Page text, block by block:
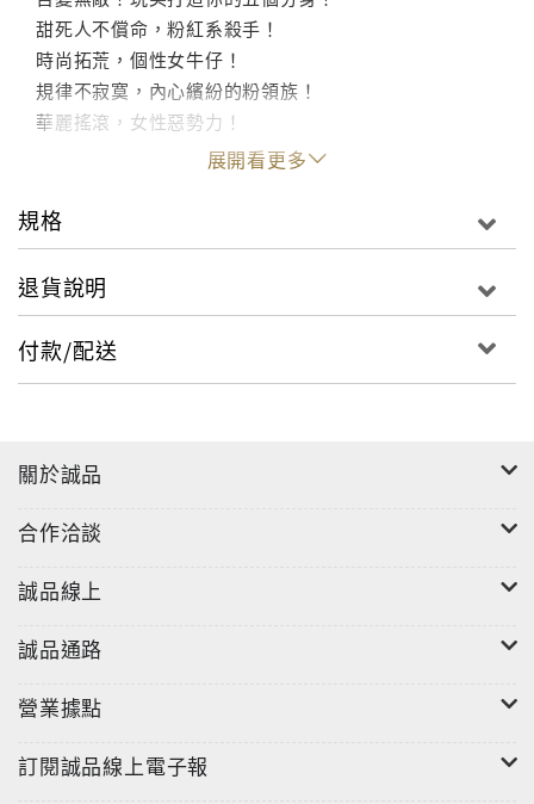
甜死人不償命，粉紅系殺手！
時尚拓荒，個性女牛仔！
規律不寂寞，內心繽紛的粉領族！
華麗搖滾，女性惡勢力！
上流社會必備，準貴婦注意看！
S.H.E紅遍半邊天，走到那裡都會造成一陣混亂，讓她們
打發時間，Selina迷上串珠、做飾品，出國一定帶兩個
料，連扭蛋附送的小玩具，都可以被她運用在飾品上。
當她戴著自製飾品，心裡覺得很有成就感，「跟當歌手
名，目前雖然還沒有店面，希望有一天能正式開店賣自
串珠的樂趣！
■作者簡介
Selina
本名任家萱，1981年10月31日生，以「宇宙2000實力
美少女選拔」第一名的身分出道，與Hebe、Ella組成
展開看更多
規格
退貨說明
付款/配送
關於誠品
合作洽談
誠品線上
誠品通路
營業據點
訂閱誠品線上電子報